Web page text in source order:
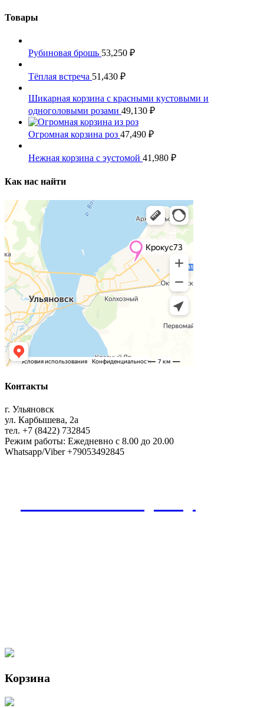
Товары
Рубиновая брошь 53,250 ₽
Тёплая встреча 51,430 ₽
Шикарная корзина с красными кустовыми и
одноголовыми розами 49,130 ₽
Огромная корзина роз 47,490 ₽
Нежная корзина с эустомой 41,980 ₽
Как нас найти
Контакты
г. Ульяновск
ул. Карбышева, 2а
тел. +7 (8422) 732845
Режим работы: Ежедневно с 8.00 до 20.00
Whatsapp/Viber +79053492845
Корзина